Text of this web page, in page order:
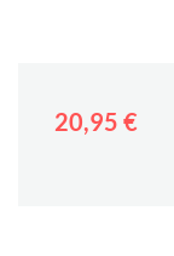
20,95 €